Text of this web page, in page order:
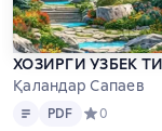
ХОЗИРГИ УЗБЕК
Қаландар Сапаев
Matn PDF
PDF Средний
0